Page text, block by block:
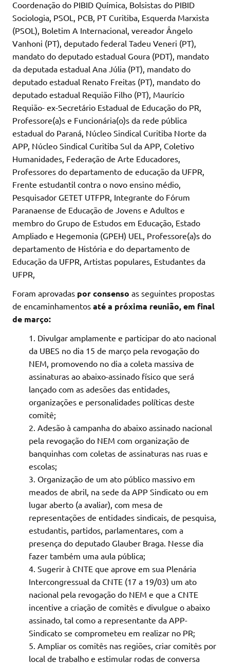
Coordenação do PIBID Química, Bolsistas do PIBID
Sociologia, PSOL, PCB, PT Curitiba, Esquerda Marxista
(PSOL), Boletim A Internacional, vereador Ângelo
Vanhoni (PT), deputado federal Tadeu Veneri (PT),
mandato do deputado estadual Goura (PDT), mandato
da deputada estadual Ana Júlia (PT), mandato do
deputado estadual Renato Freitas (PT), mandato do
deputado estadual Requião Filho (PT), Maurício
Requião- ex-Secretário Estadual de Educação do PR,
Professore(a)s e Funcionária(o)s da rede pública
estadual do Paraná, Núcleo Sindical Curitiba Norte da
APP, Núcleo Sindical Curitiba Sul da APP, Coletivo
Humanidades, Federação de Arte Educadores,
Professores do departamento de educação da UFPR,
Frente estudantil contra o novo ensino médio,
Pesquisador GETET UTFPR, Integrante do Fórum
Paranaense de Educação de Jovens e Adultos e
membro do Grupo de Estudos em Educação, Estado
Ampliado e Hegemonia (GPEH) UEL, Professore(a)s do
departamento de História e do departamento de
Educação da UFPR, Artistas populares, Estudantes da
UFPR,
Foram aprovadas por consenso as seguintes propostas
de encaminhamentos até a próxima reunião, em final
de março:
Divulgar amplamente e participar do ato nacional
da UBES no dia 15 de março pela revogação do
NEM, promovendo no dia a coleta massiva de
assinaturas ao abaixo-assinado físico que será
lançado com as adesões das entidades,
organizações e personalidades políticas deste
comitê;
Adesão à campanha do abaixo assinado nacional
pela revogação do NEM com organização de
banquinhas com coletas de assinaturas nas ruas e
escolas;
Organização de um ato público massivo em
meados de abril, na sede da APP Sindicato ou em
lugar aberto (a avaliar), com mesa de
representações de entidades sindicais, de pesquisa,
estudantis, partidos, parlamentares, com a
presença do deputado Glauber Braga. Nesse dia
fazer também uma aula pública;
Sugerir à CNTE que aprove em sua Plenária
Intercongressual da CNTE (17 a 19/03) um ato
nacional pela revogação do NEM e que a CNTE
incentive a criação de comitês e divulgue o abaixo
assinado, tal como a representante da APP-
Sindicato se comprometeu em realizar no PR;
Ampliar os comitês nas regiões, criar comitês por
local de trabalho e estimular rodas de conversa